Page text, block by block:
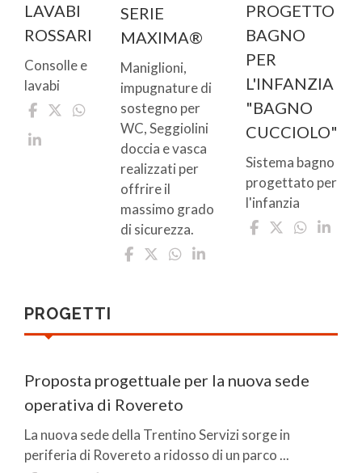
LAVABI
ROSSARI
Consolle e
lavabi
SERIE
MAXIMA®
Maniglioni,
impugnature di
sostegno per
WC, Seggiolini
doccia e vasca
realizzati per
offrire il
massimo grado
di sicurezza.
PROGETTO
BAGNO
PER
L'INFANZIA
"BAGNO
CUCCIOLO"
Sistema bagno
progettato per
l'infanzia
PROGETTI
Proposta progettuale per la nuova sede
operativa di Rovereto
La nuova sede della Trentino Servizi sorge in
periferia di Rovereto a ridosso di un parco ...